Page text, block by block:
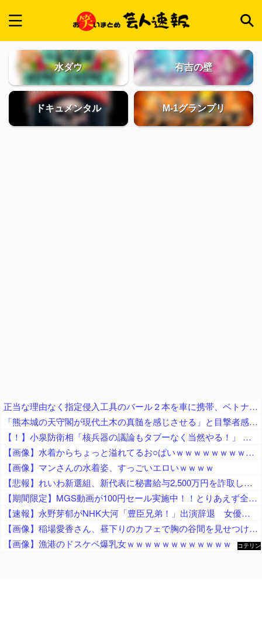
水ダウ 有吉の壁
ドキュメンタル M-1グランプリ
正当な理由なく指定侵入工具のバール２本を車に携帯、ベトナム国籍２人（無職・職業不詳）逮捕 福島
「熊本城の天守閣が現代土木の真髄を感じさせる」と目撃者感嘆、10年前の地震で満身創痍状態になっていたが……
【！】小泉防衛相「核兵器の議論もタブーなく当然やる！」 → 漫画家さん「テレビも新聞も騒げ！憲法違反の暴論！辞任どころか辞職すべき！」
【画像】水着からちょっと溢れてるお○ぱいｗｗｗｗｗｗｗｗｗｗｗ
【画像】マンさんの水着姿、すっごいエロいｗｗｗｗ
【悲報】れいわ新選組、新代表に秘書給与2,500万円を詐取し逮捕された山本譲司氏が就任 → 保守・百田代表「こんなクズが代表って、どんなギャグやねん！」
【期間限定】MGS動画が100円セール実施中！！とりあえず全部買うやろｗｗｗｗｗ
【速報】永野芽郁がNHK大河「豊臣兄弟！」出演辞退 女優業は事実上、活動休止へ…不倫疑惑余波ドラマにも
【画像】稲場愛香さん、昼下りのカフェで胸の谷間を見せつける痴女っぷりを披露ｗ
【画像】漁港のドスケベ爆乳女ｗｗｗｗｗｗｗｗｗｗｗｗ
コテリン